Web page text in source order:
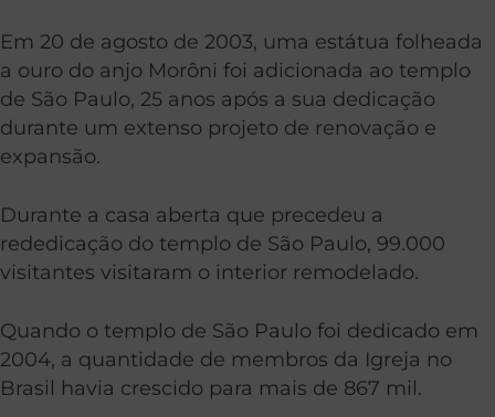
Em 20 de agosto de 2003, uma estátua folheada
a ouro do anjo Morôni foi adicionada ao templo
de São Paulo, 25 anos após a sua dedicação
durante um extenso projeto de renovação e
expansão.
Durante a casa aberta que precedeu a
rededicação do templo de São Paulo, 99.000
visitantes visitaram o interior remodelado.
Quando o templo de São Paulo foi dedicado em
2004, a quantidade de membros da Igreja no
Brasil havia crescido para mais de 867 mil.